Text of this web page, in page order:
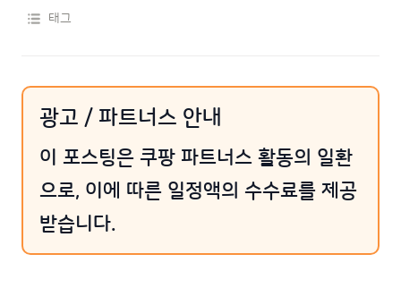
태그
광고 / 파트너스 안내
이 포스팅은 쿠팡 파트너스 활동의 일환
으로, 이에 따른 일정액의 수수료를 제공
받습니다.